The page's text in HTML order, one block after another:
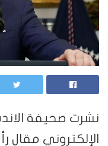
نشرت صحيفة
الإلكتروني مقال